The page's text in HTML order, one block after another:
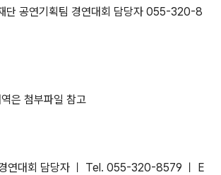
단 공연기획팀 경연대회 담당자 055-320-8
은 첨부파일 참고
연대회 담당자 ㅣ
Tel. 055-320-8579 ㅣ
E